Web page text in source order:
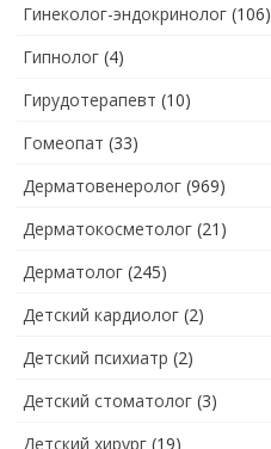
Гинеколог-эндокринолог (106)
Гипнолог (4)
Гирудотерапевт (10)
Гомеопат (33)
Дерматовенеролог (969)
Дерматокосметолог (21)
Дерматолог (245)
Детский кардиолог (2)
Детский психиатр (2)
Детский стоматолог (3)
Детский хирург (19)